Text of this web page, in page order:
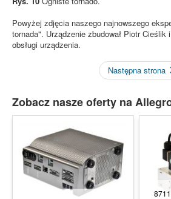
Powyżej zdjęcia naszego najnowszego
tornada". Urządzenie zbudował Piotr Cieślik
obsługi urządzenia.
Następna strona
Zobacz nasze oferty na